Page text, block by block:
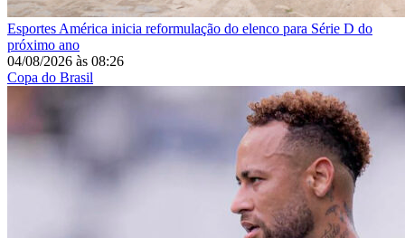
Esportes América inicia reformulação do elenco para Série D do
próximo ano
04/08/2026 às 08:26
Copa do Brasil